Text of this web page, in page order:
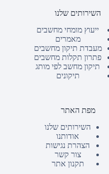
השירותים שלנו
ייעוץ מומחי מחשבים
מאמרים
מעבדת תיקון מחשבים
פתרון תקלות מחשבים
תיקון מחשב לפי מותג
תיקונים
מפת האתר
השירותים שלנו
אודותנו
הצהרת נגישות
צור קשר
תקנון אתר